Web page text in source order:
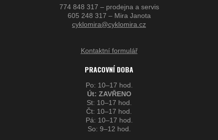
774 848 317 – prodejna a servis
605 248 317 – Mira Janota
cyklomira@cyklomira.cz
Kontaktní formulář
PRACOVNÍ DOBA
Po: 10–17 hod.
Út: ZAVŘENO
St: 10–17 hod.
Čt: 10–17 hod.
Pá: 10–17 hod.
So: 9–12 hod.